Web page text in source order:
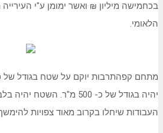
בכחמישה מיליון ₪ ואשר ימומן ע"י
הלאומי.
מתחם קפהתרבות יוקם על שטח בגודל של
יהיה בגודל של כ- 500 מ"ר.
העבודות שיחלו בקרוב מאוד צפויות